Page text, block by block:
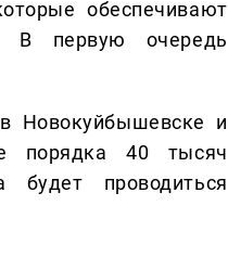
обеспечивают
В первую очередь
Новокуйбышевске и
порядка 40 тысяч
будет проводиться